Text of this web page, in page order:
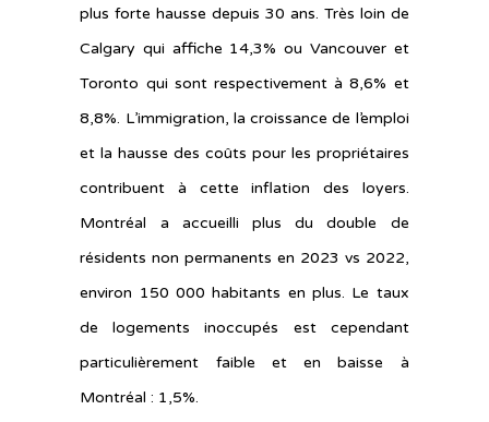
plus forte hausse depuis 30 ans. Très loin de
Calgary qui affiche 14,3% ou Vancouver et
Toronto qui sont respectivement à 8,6% et
8,8%. L’immigration, la croissance de l’emploi
et la hausse des coûts pour les propriétaires
contribuent à cette inflation des loyers.
Montréal a accueilli plus du double de
résidents non permanents en 2023 vs 2022,
environ 150 000 habitants en plus. Le taux
de logements inoccupés est cependant
particulièrement faible et en baisse à
Montréal : 1,5%.